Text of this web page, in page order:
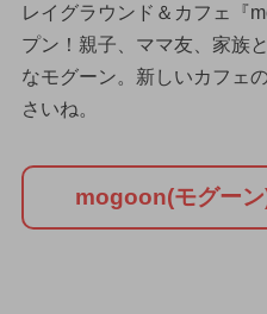
レイグラウンド＆カフェ『
プン！親子、ママ友、家族
なモグーン。新しいカフェ
さいね。
mogoon(モグー